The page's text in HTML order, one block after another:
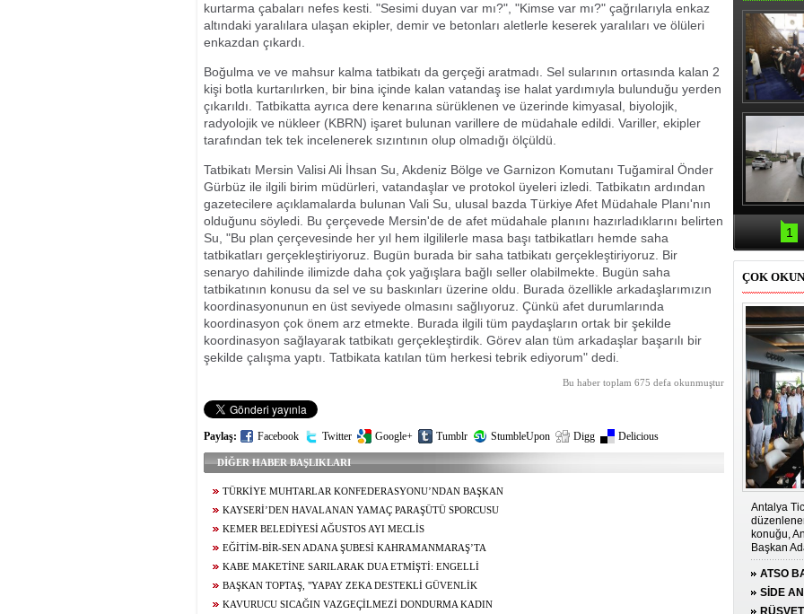
kurtarma çabaları nefes kesti. "Sesimi duyan var mı?", "Kimse var mı?" çağrılarıyla enkaz
altındaki yaralılara ulaşan ekipler, demir ve betonları aletlerle keserek yaralıları ve ölüleri
enkazdan çıkardı.
Boğulma ve ve mahsur kalma tatbikatı da gerçeği aratmadı. Sel sularının ortasında kalan 2
kişi botla kurtarılırken, bir bina içinde kalan vatandaş ise halat yardımıyla bulunduğu yerden
çıkarıldı. Tatbikatta ayrıca dere kenarına sürüklenen ve üzerinde kimyasal, biyolojik,
radyolojik ve nükleer (KBRN) işaret bulunan varillere de müdahale edildi. Variller, ekipler
tarafından tek tek incelenerek sızıntının olup olmadığı ölçüldü.
Tatbikatı Mersin Valisi Ali İhsan Su, Akdeniz Bölge ve Garnizon Komutanı Tuğamiral Önder
Gürbüz ile ilgili birim müdürleri, vatandaşlar ve protokol üyeleri izledi. Tatbikatın ardından
gazetecilere açıklamalarda bulunan Vali Su, ulusal bazda Türkiye Afet Müdahale Planı'nın
olduğunu söyledi. Bu çerçevede Mersin'de de afet müdahale planını hazırladıklarını belirten
Su, "Bu plan çerçevesinde her yıl hem ilgililerle masa başı tatbikatları hemde saha
tatbikatları gerçekleştiriyoruz. Bugün burada bir saha tatbikatı gerçekleştiriyoruz. Bir
senaryo dahilinde ilimizde daha çok yağışlara bağlı seller olabilmekte. Bugün saha
tatbikatının konusu da sel ve su baskınları üzerine oldu. Burada özellikle arkadaşlarımızın
koordinasyonunun en üst seviyede olmasını sağlıyoruz. Çünkü afet durumlarında
koordinasyon çok önem arz etmekte. Burada ilgili tüm paydaşların ortak bir şekilde
koordinasyon sağlayarak tatbikatı gerçekleştirdik. Görev alan tüm arkadaşlar başarılı bir
şekilde çalışma yaptı. Tatbikata katılan tüm herkesi tebrik ediyorum" dedi.
Bu haber toplam 675 defa okunmuştur
Paylaş: Facebook Twitter Google+ Tumblr StumbleUpon Digg Delicious
DİĞER HABER BAŞLIKLARI
TÜRKİYE MUHTARLAR KONFEDERASYONU’NDAN BAŞKAN
BAŞDEĞİRMEN’E ‘YILIN EN BAŞARILI BELEDİYE BAŞKANI’
ÖDÜLÜ
KAYSERİ’DEN HAVALANAN YAMAÇ PARAŞÜTÜ SPORCUSU
5,5 SAAT SONRA KAHRAMANMARAŞ’A İNDİ
KEMER BELEDİYESİ AĞUSTOS AYI MECLİS
TOPLANTISINDA ARAÇ FİLOSUNUN GÜÇLENDİRİLMESİNE
YÖNELİK KARARLAR ALINDI
EĞİTİM-BİR-SEN ADANA ŞUBESİ KAHRAMANMARAŞ’TA
TEMASLARDA BULUNDU
KABE MAKETİNE SARILARAK DUA ETMİŞTİ: ENGELLİ
GENCİN UMRE HAYALİ GERÇEK OLUYOR
BAŞKAN TOPTAŞ, "YAPAY ZEKA DESTEKLİ GÜVENLİK
KAMERALARIMIZLA PARKLARIMIZIN TAMAMINI İZLENEBİLİR
KAVURUCU SICAĞIN VAZGEÇİLMEZİ DONDURMA KADIN
Erbaş,
Veli
teravih
1
ÇOK
Antalya
konuğu,
Başkan
ATSO
SİDE